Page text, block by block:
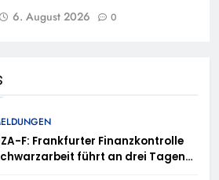
6. August 2026 0
F: Frankfurter Finanzkontrolle
führt an drei Tagen